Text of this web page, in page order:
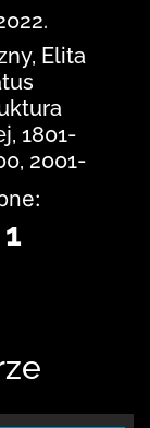
Elita
1801-
2001-